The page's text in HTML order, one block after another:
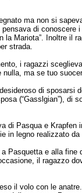
ma non si
di conoscere
Mariota”. Inoltre il
strada.
i ragazzi
ma se tuo
di sposarsi
(“Gasslgian”), di
di Pasqua e
in legno realizzato
Pasquetta e alla fine
il ragazzo
il volo con le